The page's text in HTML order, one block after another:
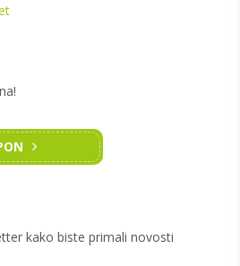
kako biste primali novosti